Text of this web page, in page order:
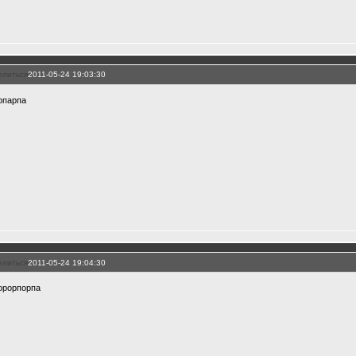
2011-05-24 19:03:30
2011-05-24 19:04:30